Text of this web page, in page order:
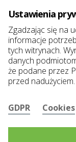
+48785 592 382
@
Chróścina 6D
49-345 Chróścina-
REGON: 383321457
NIP/VAT:
Ustawienia
Zgadzając się na
informacje
tych witrynach.
danych
że podane przez
przed nadużyciem.
GDPR Cookies